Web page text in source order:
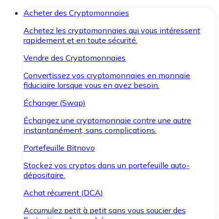
Acheter des Cryptomonnaies
Achetez les cryptomonnaies qui vous intéressent
rapidement et en toute sécurité.
Vendre des Cryptomonnaies
Convertissez vos cryptomonnaies en monnaie
fiduciaire lorsque vous en avez besoin.
Échanger (Swap)
Échangez une cryptomonnaie contre une autre
instantanément, sans complications.
Portefeuille Bitnovo
Stockez vos cryptos dans un portefeuille auto-
dépositaire.
Achat récurrent (DCA)
Accumulez petit à petit sans vous soucier des